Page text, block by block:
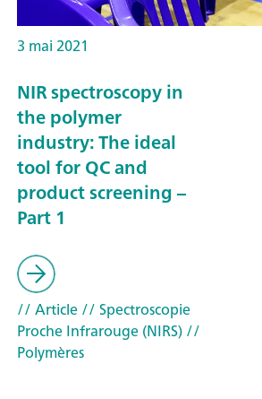
3 mai 2021
NIR spectroscopy in
the polymer
industry: The ideal
tool for QC and
product screening –
Part 1
// Article// Spectroscopie
Proche Infrarouge (NIRS)//
Polymères